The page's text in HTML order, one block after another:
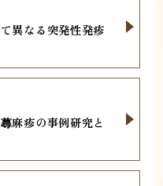
異なる突発性発疹
麻疹の事例研究と